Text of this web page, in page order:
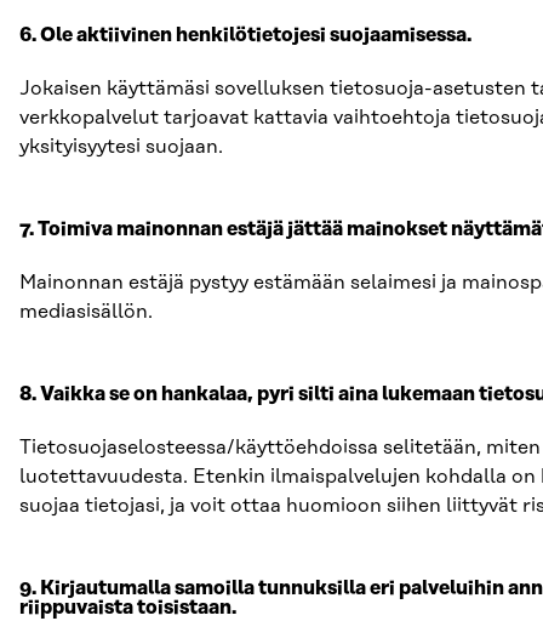
6. Ole aktiivinen henkilötietojesi suojaamisessa.
Jokaisen käyttämäsi sovelluksen tietosuoja-asetusten
verkkopalvelut tarjoavat kattavia vaihtoehtoja
yksityisyytesi suojaan.
7. Toimiva mainonnan estäjä jättää mainokset
Mainonnan estäjä pystyy estämään selaimesi ja
mediasisällön.
8. Vaikka se on hankalaa, pyri silti aina lukemaan
Tietosuojaselosteessa/käyttöehdoissa selitetään,
luotettavuudesta. Etenkin ilmaispalvelujen kohdalla
suojaa tietojasi, ja voit ottaa huomioon siihen liittyvät
9. Kirjautumalla samoilla tunnuksilla eri palveluihin
riippuvaista toisistaan.